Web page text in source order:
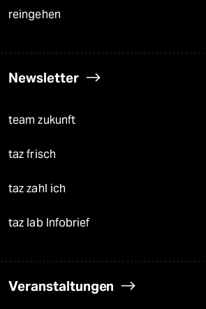
reingehen
Newsletter
team zukunft
taz frisch
taz zahl ich
taz lab Infobrief
Veranstaltungen